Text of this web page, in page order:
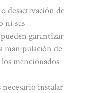
desactivación de
ni sus
garantizar
manipulación de
mencionados
necesario instalar